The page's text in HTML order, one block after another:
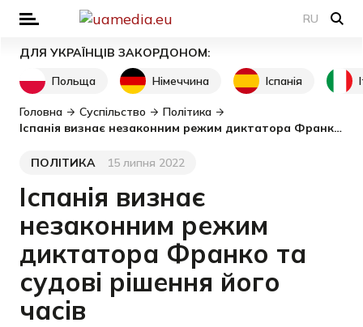
RU
ДЛЯ УКРАЇНЦІВ ЗАКОРДОНОМ:
Польща
Німеччина Іспанія
Головна Суспільство
Політика
Іспанія визнає незаконним режим диктатора Франко та судові рішення його часів
Категорія
ПОЛІТИКА
Дата публікації15 липня 2022
Іспанія визнає
незаконним режим
диктатора Франко та
судові рішення його
часів